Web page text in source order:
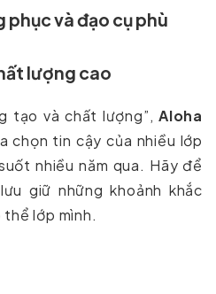
phục và đạo cụ phù
lượng cao
tạo và chất lượng”, Aloha
chọn tin cậy của nhiều lớp
nhiều năm qua. Hãy để
giữ những khoảnh khắc
lớp mình.